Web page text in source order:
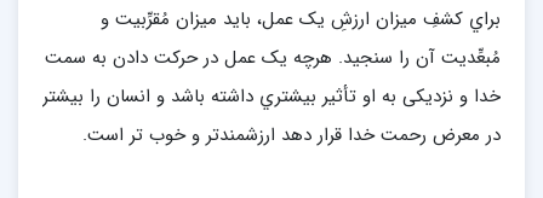
براي کشفِ میزان ارزشِ یک عمل، باید میزان مُقرِّبیت و
مُبعِّدیت آن را سنجید. هرچه یک عمل در حرکت دادن به سمت
خدا و نزدیکی به او تأثیر بیشتري داشته باشد و انسان را بیشتر
در معرض رحمت خدا قرار دهد ارزشمندتر و خوب تر است.